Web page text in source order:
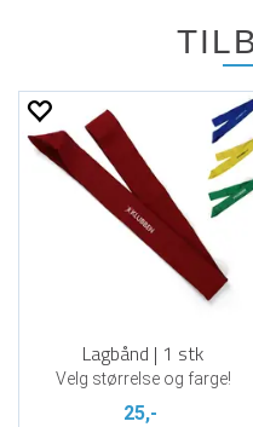
Lagbånd | 1 stk
Velg størrelse og farge!
25,-